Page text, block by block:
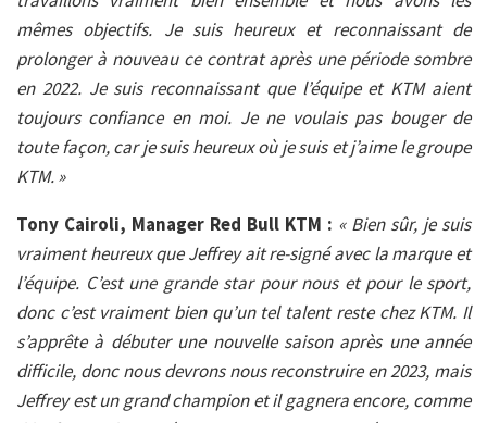
mêmes objectifs. Je suis heureux et reconnaissant de
prolonger à nouveau ce contrat après une période sombre
en 2022. Je suis reconnaissant que l’équipe et KTM aient
toujours confiance en moi. Je ne voulais pas bouger de
toute façon, car je suis heureux où je suis et j’aime le groupe
KTM. »
Tony Cairoli, Manager Red Bull KTM : « Bien sûr, je suis
vraiment heureux que Jeffrey ait re-signé avec la marque et
l’équipe. C’est une grande star pour nous et pour le sport,
donc c’est vraiment bien qu’un tel talent reste chez KTM. Il
s’apprête à débuter une nouvelle saison après une année
difficile, donc nous devrons nous reconstruire en 2023, mais
Jeffrey est un grand champion et il gagnera encore, comme